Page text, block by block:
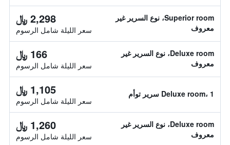
Superior room، نوع السرير غير
معروف
2,298 ﷼
سعر الليلة شامل الرسوم
Deluxe room، نوع السرير غير
معروف
166 ﷼
سعر الليلة شامل الرسوم
Deluxe room، 1 سرير توأم 1,105 ﷼
سعر الليلة شامل الرسوم
Deluxe room، نوع السرير غير
معروف
1,260 ﷼
سعر الليلة شامل الرسوم